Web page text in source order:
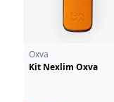
Oxva
Kit Nexlim Oxva